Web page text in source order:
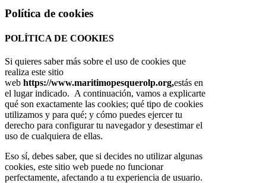
Política de cookies
POLÍTICA DE COOKIES
Si quieres saber más sobre el uso de cookies que
realiza este sitio
web https://www.maritimopesquerolp.org,estás en
el lugar indicado. A continuación, vamos a explicarte
qué son exactamente las cookies; qué tipo de cookies
utilizamos y para qué; y cómo puedes ejercer tu
derecho para configurar tu navegador y desestimar el
uso de cualquiera de ellas.
Eso sí, debes saber, que si decides no utilizar algunas
cookies, este sitio web puede no funcionar
perfectamente, afectando a tu experiencia de usuario.